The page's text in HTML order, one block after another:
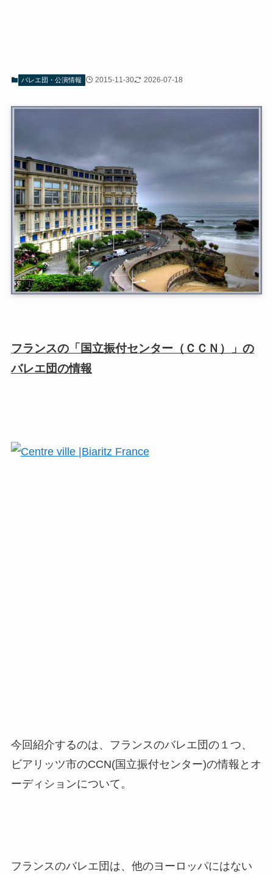
バレエ団・公演情報 2015-11-30 2026-07-18
フランスの「国立振付センター（ＣＣＮ）」の
バレエ団の情報
今回紹介するのは、フランスのバレエ団の１つ、
ビアリッツ市のCCN(国立振付センター)の情報とオ
ーディションについて。
フランスのバレエ団は、他のヨーロッパにはない